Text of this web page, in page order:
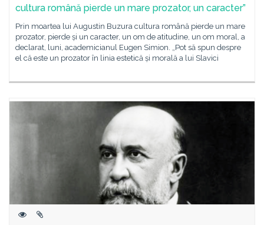
cultura română pierde un mare prozator, un caracter”
Prin moartea lui Augustin Buzura cultura română pierde un mare
prozator, pierde și un caracter, un om de atitudine, un om moral, a
declarat, luni, academicianul Eugen Simion. „Pot să spun despre
el că este un prozator în linia estetică și morală a lui Slavici